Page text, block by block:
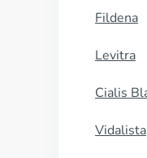
Fildena
Levitra
Cialis
Vidalista